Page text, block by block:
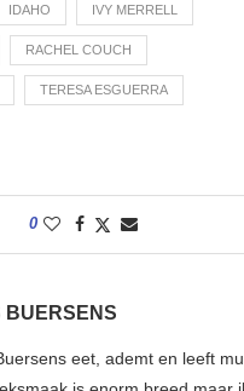
IDAHO IVY MERRELL
RACHEL COUCH
TERESA ESGUERRA
0
BUERSENS
eet, ademt en leeft